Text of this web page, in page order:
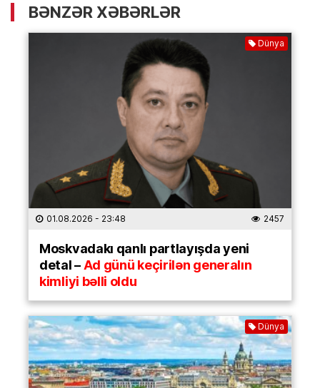
BƏNZƏR XƏBƏRLƏR
Dünya
01.08.2026 - 23:48 2457
Moskvadakı qanlı partlayışda yeni
detal –Ad günü keçirilən generalın
kimliyi bəlli oldu
Dünya